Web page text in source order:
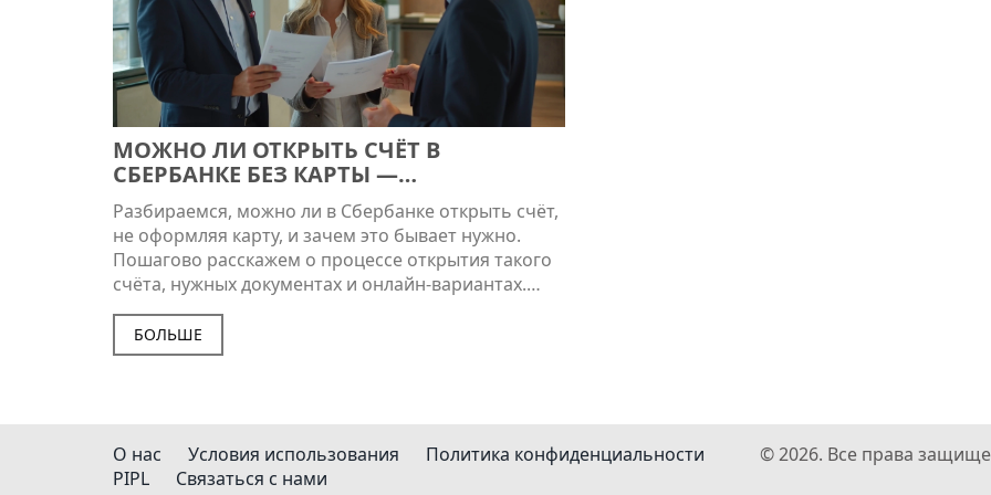
МОЖНО ЛИ ОТКРЫТЬ СЧЁТ В
СБЕРБАНКЕ БЕЗ КАРТЫ —
РАЗБИРАЕМСЯ ПО ШАГАМ
Разбираемся, можно ли в Сбербанке открыть счёт,
не оформляя карту, и зачем это бывает нужно.
Пошагово расскажем о процессе открытия такого
счёта, нужных документах и онлайн-вариантах.
Укажем реальные советы, если сервис нужен для
хранения денег, переводов или накоплений.
Осветим плюсы и подводные камни такого
БОЛЬШЕ
О нас Условия использования
Политика конфиденциальности
PIPL
Связаться с нами
© 2026. Все права